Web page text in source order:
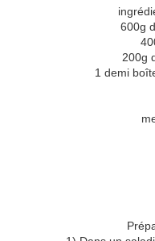
600g
200g
1 demi